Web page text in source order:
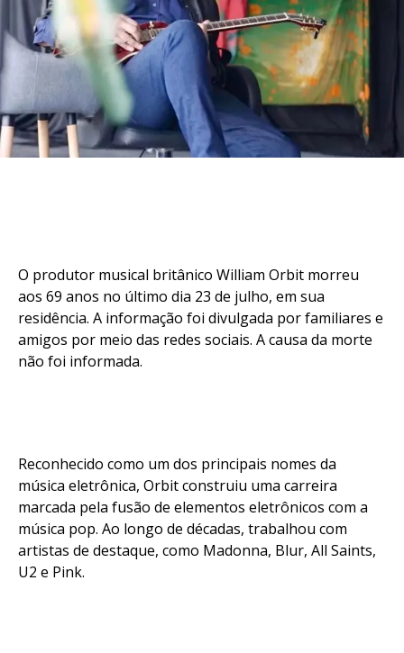
O produtor musical britânico William Orbit morreu
aos 69 anos no último dia 23 de julho, em sua
residência. A informação foi divulgada por familiares e
amigos por meio das redes sociais. A causa da morte
não foi informada.
Reconhecido como um dos principais nomes da
música eletrônica, Orbit construiu uma carreira
marcada pela fusão de elementos eletrônicos com a
música pop. Ao longo de décadas, trabalhou com
artistas de destaque, como Madonna, Blur, All Saints,
U2 e Pink.